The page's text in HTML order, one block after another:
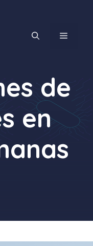
MENÚ
de
en